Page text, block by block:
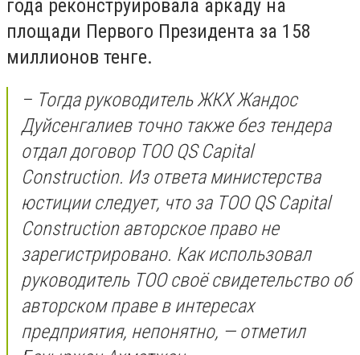
года реконструировала аркаду на
площади Первого Президента за 158
миллионов тенге.
– Тогда руководитель ЖКХ Жандос
Дуйсенгалиев точно также без тендера
отдал договор ТОО QS Capital
Construction. Из ответа министерства
юстиции следует, что за ТОО QS Capital
Construction авторское право не
зарегистрировано. Как использовал
руководитель ТОО своё свидетельство об
авторском праве в интересах
предприятия, непонятно, — отметил